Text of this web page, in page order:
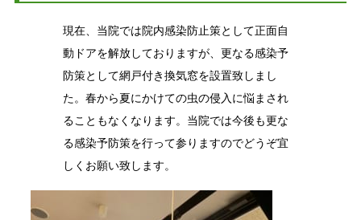
現在、当院では院内感染防止策として正面自
動ドアを解放しておりますが、更なる感染予
防策として網戸付き換気窓を設置致しまし
た。春から夏にかけての虫の侵入に悩まされ
ることもなくなります。当院では今後も更な
る感染予防策を行って参りますのでどうぞ宜
しくお願い致します。